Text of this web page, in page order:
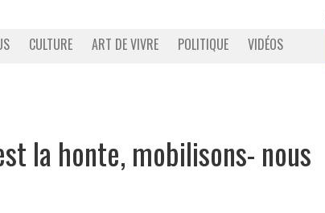
CULTURE ART DE VIVRE POLITIQUE VIDÉOS
la honte, mobilisons- nous